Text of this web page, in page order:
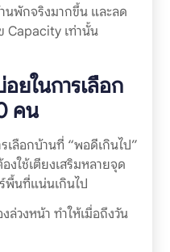
นพักจริงมากขึ้น และลด
Capacity เท่านั้น
ในการเลือก
คน
ลือกบ้านที่ “พอดีเกินไป”
ใช้เตียงเสริมหลายจุด
พื้นที่แน่นเกินไป
วงหน้า ทำให้เมื่อถึงวัน